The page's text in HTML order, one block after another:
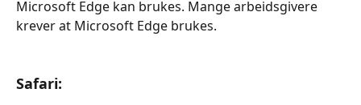
Microsoft Edge kan brukes. Mange arbeidsgivere
krever at Microsoft Edge brukes.
Safari: